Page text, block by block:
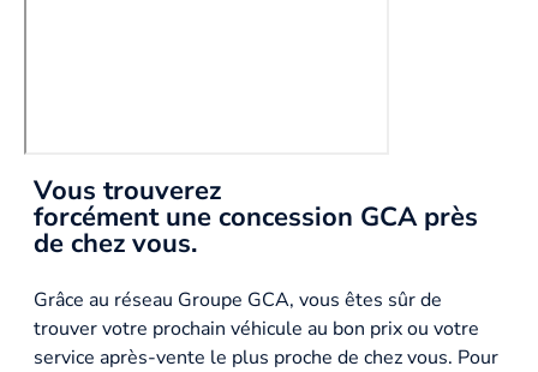
Vous trouverez
forcément une concession GCA près
de chez vous.
Grâce au réseau Groupe GCA, vous êtes sûr de
trouver votre prochain véhicule au bon prix ou votre
service après-vente le plus proche de chez vous. Pour